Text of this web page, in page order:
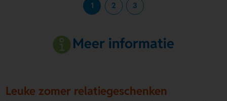
1 2 3
Meer informatie
Leuke zomer relatiegeschenken